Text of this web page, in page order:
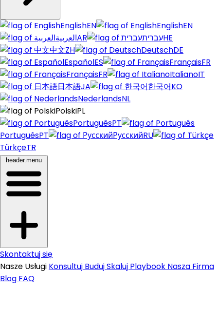
EnglishEN EnglishEN
العربيةAR עבריתHE
中文ZH DeutschDE
EspañolES FrançaisFR
FrançaisFR ItalianoIT
日本語JA 한국어KO
NederlandsNL
PolskiPL
PortuguêsPT
PortuguêsPT РусскийRU
TürkçeTR
header.menu
Skontaktuj się
Nasze Usługi Konsultuj BudujSkaluj Playbook Nasza Firma
Blog FAQ